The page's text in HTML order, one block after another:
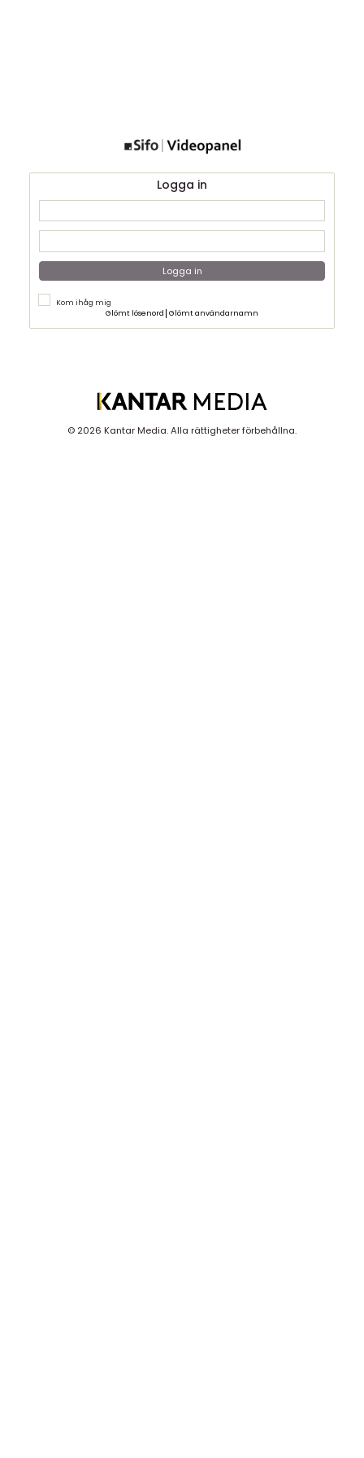
Logga in
Logga in
Kom ihåg mig
Glömt lösenord Glömt användarnamn
© 2026 Kantar Media. Alla rättigheter förbehållna.